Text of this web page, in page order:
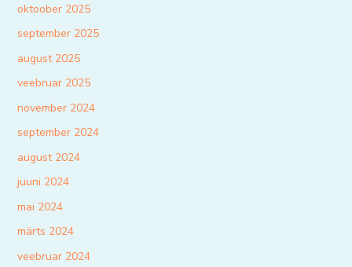
oktoober 2025
september 2025
august 2025
veebruar 2025
november 2024
september 2024
august 2024
juuni 2024
mai 2024
märts 2024
veebruar 2024